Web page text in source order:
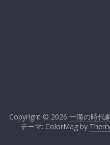
Copyright © 2026一海の時代
テーマ: ColorMag by